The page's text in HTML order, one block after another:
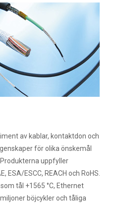
av kablar, kontaktdon och
för olika önskemål
uppfyller
ESA/ESCC, REACH och RoHS.
tål +1565 °C, Ethernet
böjcykler och tåliga